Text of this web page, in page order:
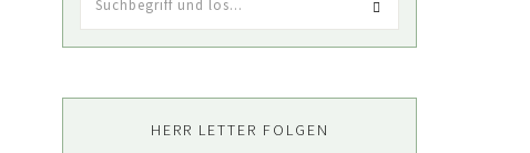
los...
HERR LETTER FOLGEN